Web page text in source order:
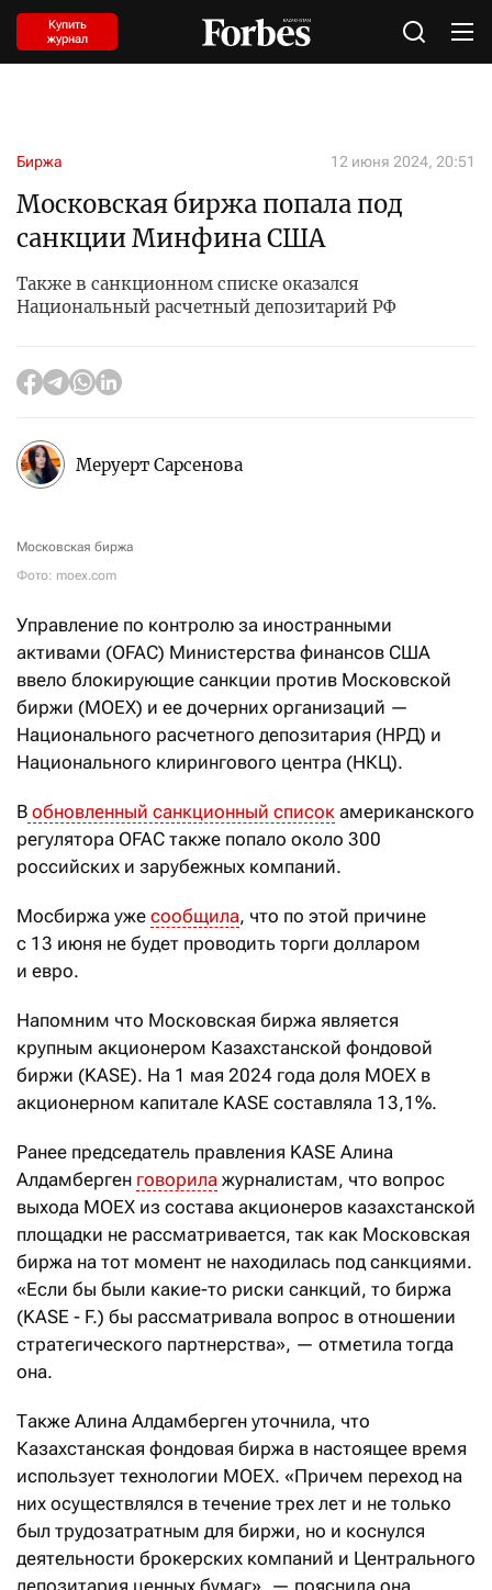
Купить
журнал
Биржа 12 июня 2024, 20:51
Московская биржа попала под
санкции Минфина США
Также в санкционном списке оказался
Национальный расчетный депозитарий РФ
Меруерт Сарсенова
Московская биржа
Фото: moex.com
Управление по контролю за иностранными
активами (OFAC) Министерства финансов США
ввело блокирующие санкции против Московской
биржи (MOEX) и ее дочерних организаций —
Национального расчетного депозитария (НРД) и
Национального клирингового центра (НКЦ).
В обновленный санкционный список американского
регулятора OFAC также попало около 300
российских и зарубежных компаний.
Мосбиржа уже сообщила, что по этой причине
с 13 июня не будет проводить торги долларом
и евро.
Напомним что Московская биржа является
крупным акционером Казахстанской фондовой
биржи (KASE). На 1 мая 2024 года доля MOEX в
акционерном капитале KASE составляла 13,1%.
Ранее председатель правления KASE Алина
Алдамберген говорила журналистам, что вопрос
выхода MOEX из состава акционеров казахстанской
площадки не рассматривается, так как Московская
биржа на тот момент не находилась под санкциями.
«Если бы были какие-то риски санкций, то биржа
(KASE - F.) бы рассматривала вопрос в отношении
стратегического партнерства», — отметила тогда
она.
Также Алина Алдамберген уточнила, что
Казахстанская фондовая биржа в настоящее время
использует технологии МОЕХ. «Причем переход на
них осуществлялся в течение трех лет и не только
был трудозатратным для биржи, но и коснулся
деятельности брокерских компаний и Центрального
депозитария ценных бумаг», — пояснила она,